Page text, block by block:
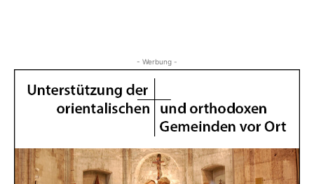
- Werbung -